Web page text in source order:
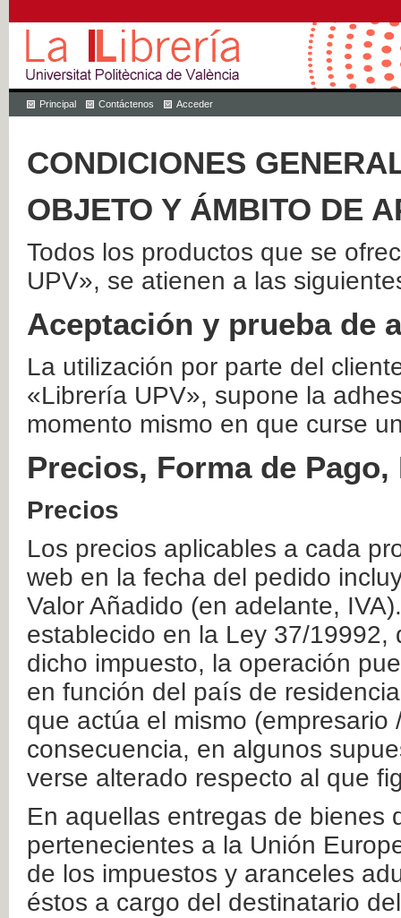
Principal Contáctenos Acceder
CONDICIONES
OBJETO Y ÁMBITO DE
Todos los productos que se
UPV», se atienen a las
Aceptación y prueba de
La utilización por parte del
«Librería UPV», supone la
momento mismo en que curse
Precios, Forma de
Precios
Los precios aplicables a cada
web en la fecha del pedido
Valor Añadido (en adelante,
establecido en la Ley 37/
dicho impuesto, la operación
en función del país de
que actúa el mismo
consecuencia, en algunos
verse alterado respecto al que
En aquellas entregas de bienes
pertenecientes a la Unión
de los impuestos y aranceles
éstos a cargo del destinatario